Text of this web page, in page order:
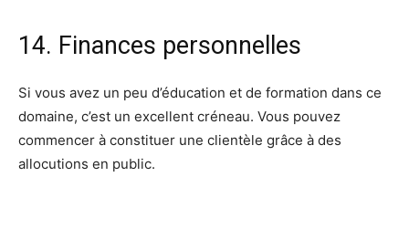
14. Finances personnelles
Si vous avez un peu d’éducation et de formation dans ce
domaine, c’est un excellent créneau. Vous pouvez
commencer à constituer une clientèle grâce à des
allocutions en public.